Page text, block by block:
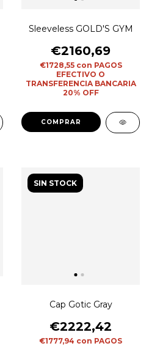
Sleeveless GOLD'S GYM
€2160,69
€1728,55 con PAGOS
EFECTIVO O
TRANSFERENCIA BANCARIA
20% OFF
COMPRAR
SIN STOCK
Cap Gotic Gray
€2222,42
€1777,94 con PAGOS